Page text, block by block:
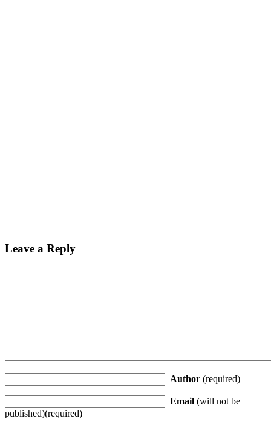
Leave a Reply
Author (required)
Email (will not be
published)(required)